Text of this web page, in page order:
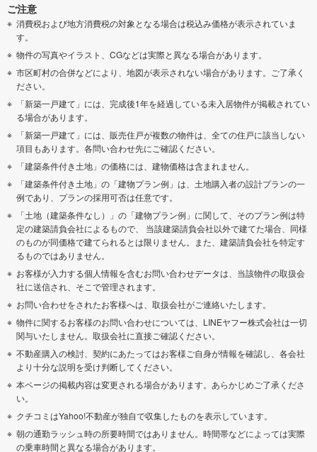
ご注意
消費税および地方消費税の対象となる場合は税込み価格が表示されていま
す。
物件の写真やイラスト、CGなどは実際と異なる場合があります。
市区町村の合併などにより、地図が表示されない場合があります。ご了承く
ださい。
「新築一戸建て」には、完成後1年を経過している未入居物件が掲載されてい
る場合があります。
「新築一戸建て」には、販売住戸が複数の物件は、全ての住戸に該当しない
項目もあります。各問い合わせ先にご確認ください。
「建築条件付き土地」の価格には、建物価格は含まれません。
「建築条件付き土地」の「建物プラン例」は、土地購入者の設計プランの一
例であり、プランの採用可否は任意です。
「土地（建築条件なし）」の「建物プラン例」に関して、そのプラン例は特
定の建築請負会社によるもので、 当該建築請負会社以外で建てた場合、同様
のものが同価格で建てられるとは限りません。また、建築請負会社を特定す
るものではありません。
お客様が入力する個人情報を含むお問い合わせデータは、当該物件の取扱会
社に送信され、そこで管理されます。
お問い合わせをされたお客様へは、取扱会社がご連絡いたします。
物件に関するお客様のお問い合わせについては、LINEヤフー株式会社は一切
関与いたしません。取扱会社に直接ご確認ください。
不動産購入の検討、契約にあたってはお客様ご自身が情報を確認し、各会社
より十分な説明を受け判断してください。
本ページの掲載内容は変更される場合があります。あらかじめご了承くださ
い。
クチコミはYahoo!不動産が独自で収集したものを表示しています。
朝の通勤ラッシュ時の所要時間ではありません。時間帯などによっては実際
の乗車時間と異なる場合があります。